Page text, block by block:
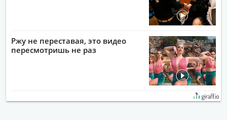
Ржу не переставая, это видео
пересмотришь не раз